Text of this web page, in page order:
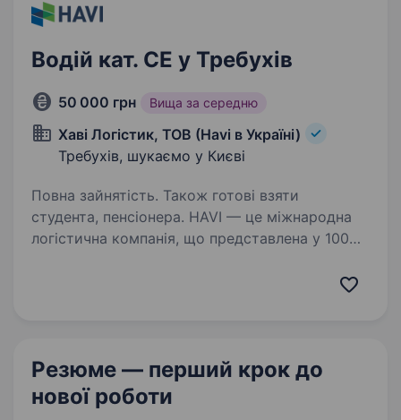
Водій кат. СЕ у Требухів
50 000 грн Вища за середню
Хаві Логістик, ТОВ (Havi в Україні)
Требухів, шукаємо у Києві
Повна зайнятість. Також готові взяти
студента, пенсіонера. HAVI — це міжнародна
логістична компанія, що представлена у 100
Резюме — перший крок до
нової роботи